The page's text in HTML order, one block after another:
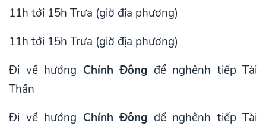
11h tới 15h Trưa (giờ địa phương)
11h tới 15h Trưa (giờ địa phương)
Đi về hướng Chính Đông để nghênh tiếp Tài
Thần
Đi về hướng Chính Đông để nghênh tiếp Tài